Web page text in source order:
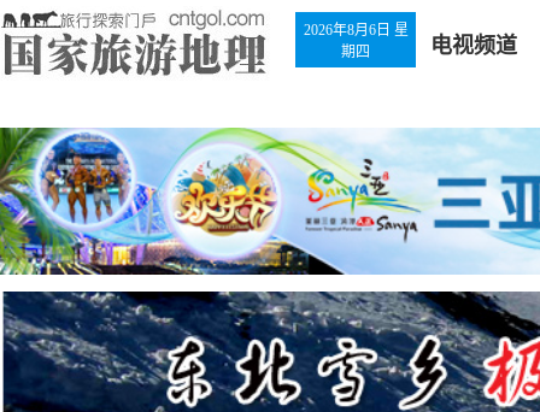
2026年8月6日 星
期四
电视频道